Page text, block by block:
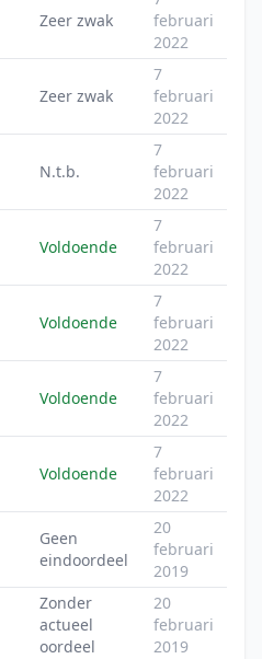
Zeer zwak
februari
2022
Zeer zwak
7
februari
2022
N.t.b.
7
februari
2022
Voldoende
7
februari
2022
Voldoende
7
februari
2022
Voldoende
7
februari
2022
Voldoende
7
februari
2022
Geen
eindoordeel
20
februari
2019
Zonder
actueel
oordeel
20
februari
2019